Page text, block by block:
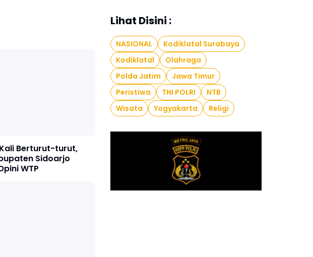
Berturut-turut,
Sidoarjo
WTP
Lihat Disini :
NASIONAL
Kodiklatal Surabaya
Kodiklatal
Olahraga
Polda Jatim
Jawa Timur
Peristiwa
TNI POLRI
NTB
Wisata
Yogyakarta Religi